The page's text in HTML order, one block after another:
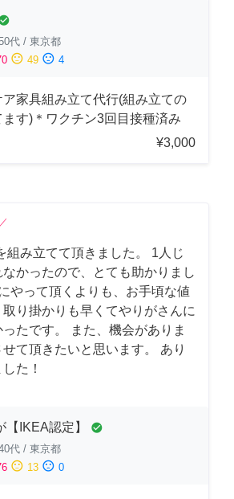
代 / 東京都
sentiment_neutral 49 sentiment_dissatisfied 4
ア家具組み立て代行(組み立ての
す)＊ワクチン3回目接種済み
¥3,000
組み立てて頂きました。 1人じ
かったので、とても助かりまし
やって頂くよりも、お手頃な値
り掛かりも早くてやりがさんに
たです。 また、機会がありま
て頂きたいと思います。 あり
た！
【IKEA認定】 check_circle
代 / 東京都
sentiment_neutral 13 sentiment_dissatisfied 0